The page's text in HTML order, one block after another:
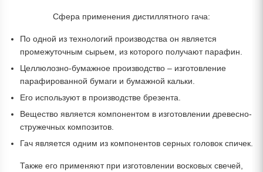
Сфера применения дистиллятного гача:
По одной из технологий производства он является
промежуточным сырьем, из которого получают парафин.
Целлюлозно-бумажное производство – изготовление
парафированной бумаги и бумажной кальки.
Его используют в производстве брезента.
Вещество является компонентом в изготовлении древесно-
стружечных композитов.
Гач является одним из компонентов серных головок спичек.
Также его применяют при изготовлении восковых свечей,